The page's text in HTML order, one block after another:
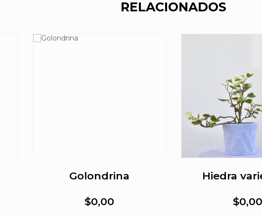
RELACIONADOS
Golondrina
$0,00
Hiedra
$0,00